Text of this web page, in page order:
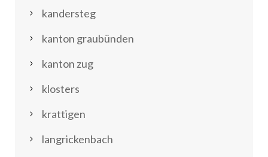
kandersteg
kanton graubünden
kanton zug
klosters
krattigen
langrickenbach